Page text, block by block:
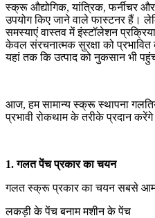
स्क्रू औद्योगिक, यांत्रिक, फर्नीचर
उपयोग किए जाने वाले फास्टनर हैं।
समस्याएं वास्तव में इंस्टॉलेशन
केवल संरचनात्मक सुरक्षा को
यहां तक ​​कि उत्पाद को नुकसान भी
आज, हम सामान्य स्क्रू स्थापना
प्रभावी रोकथाम के तरीके प्रदान
1. गलत पेंच प्रकार का चयन
गलत स्क्रू प्रकार का चयन सबसे आम
लकड़ी के पेंच बनाम मशीन के पेंच